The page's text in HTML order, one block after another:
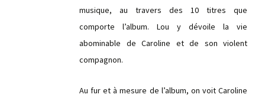
musique, au travers des 10 titres que
comporte l’album. Lou y dévoile la vie
abominable de Caroline et de son violent
compagnon.
Au fur et à mesure de l’album, on voit Caroline